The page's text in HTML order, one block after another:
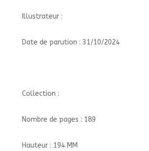
Illustrateur :
Date de parution : 31/10/2024
Collection :
Nombre de pages : 189
Hauteur : 194 MM